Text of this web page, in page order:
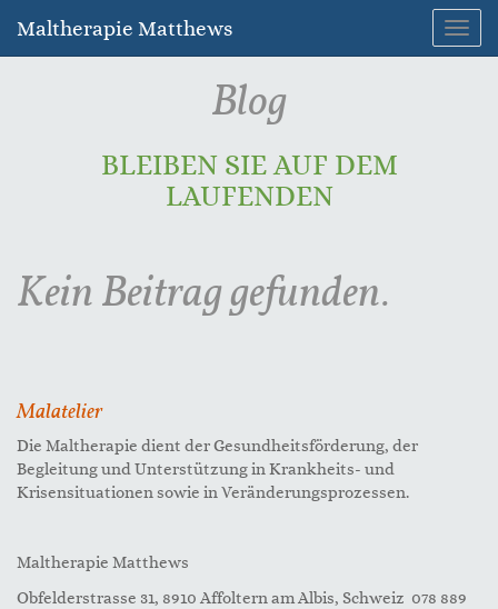
Maltherapie Matthews
Blog
BLEIBEN SIE AUF DEM
LAUFENDEN
Kein Beitrag gefunden.
Malatelier
Die Maltherapie dient der Gesundheitsförderung, der
Begleitung und Unterstützung in Krankheits- und
Krisensituationen sowie in Veränderungsprozessen.
Maltherapie Matthews
Obfelderstrasse 31, 8910 Affoltern am Albis, Schweiz 078 889